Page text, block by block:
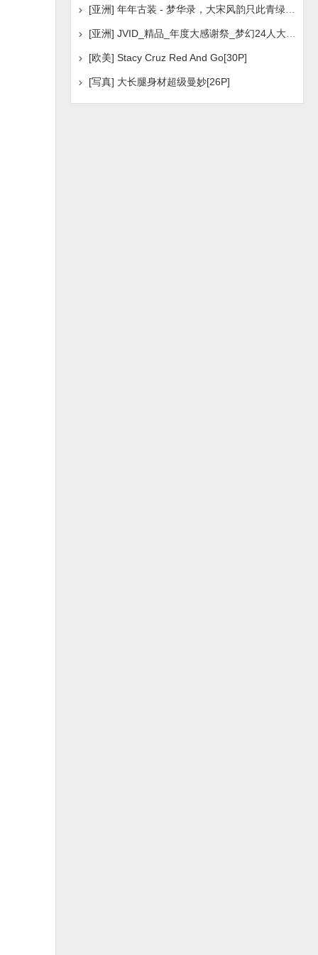
[亚洲] 年年古装 - 梦华录，大宋风韵只此青绿[39P]
[亚洲] JVID_精品_年度大感谢祭_梦幻24人大乱交[30P]
[欧美] Stacy Cruz Red And Go[30P]
[写真] 大长腿身材超级曼妙[26P]